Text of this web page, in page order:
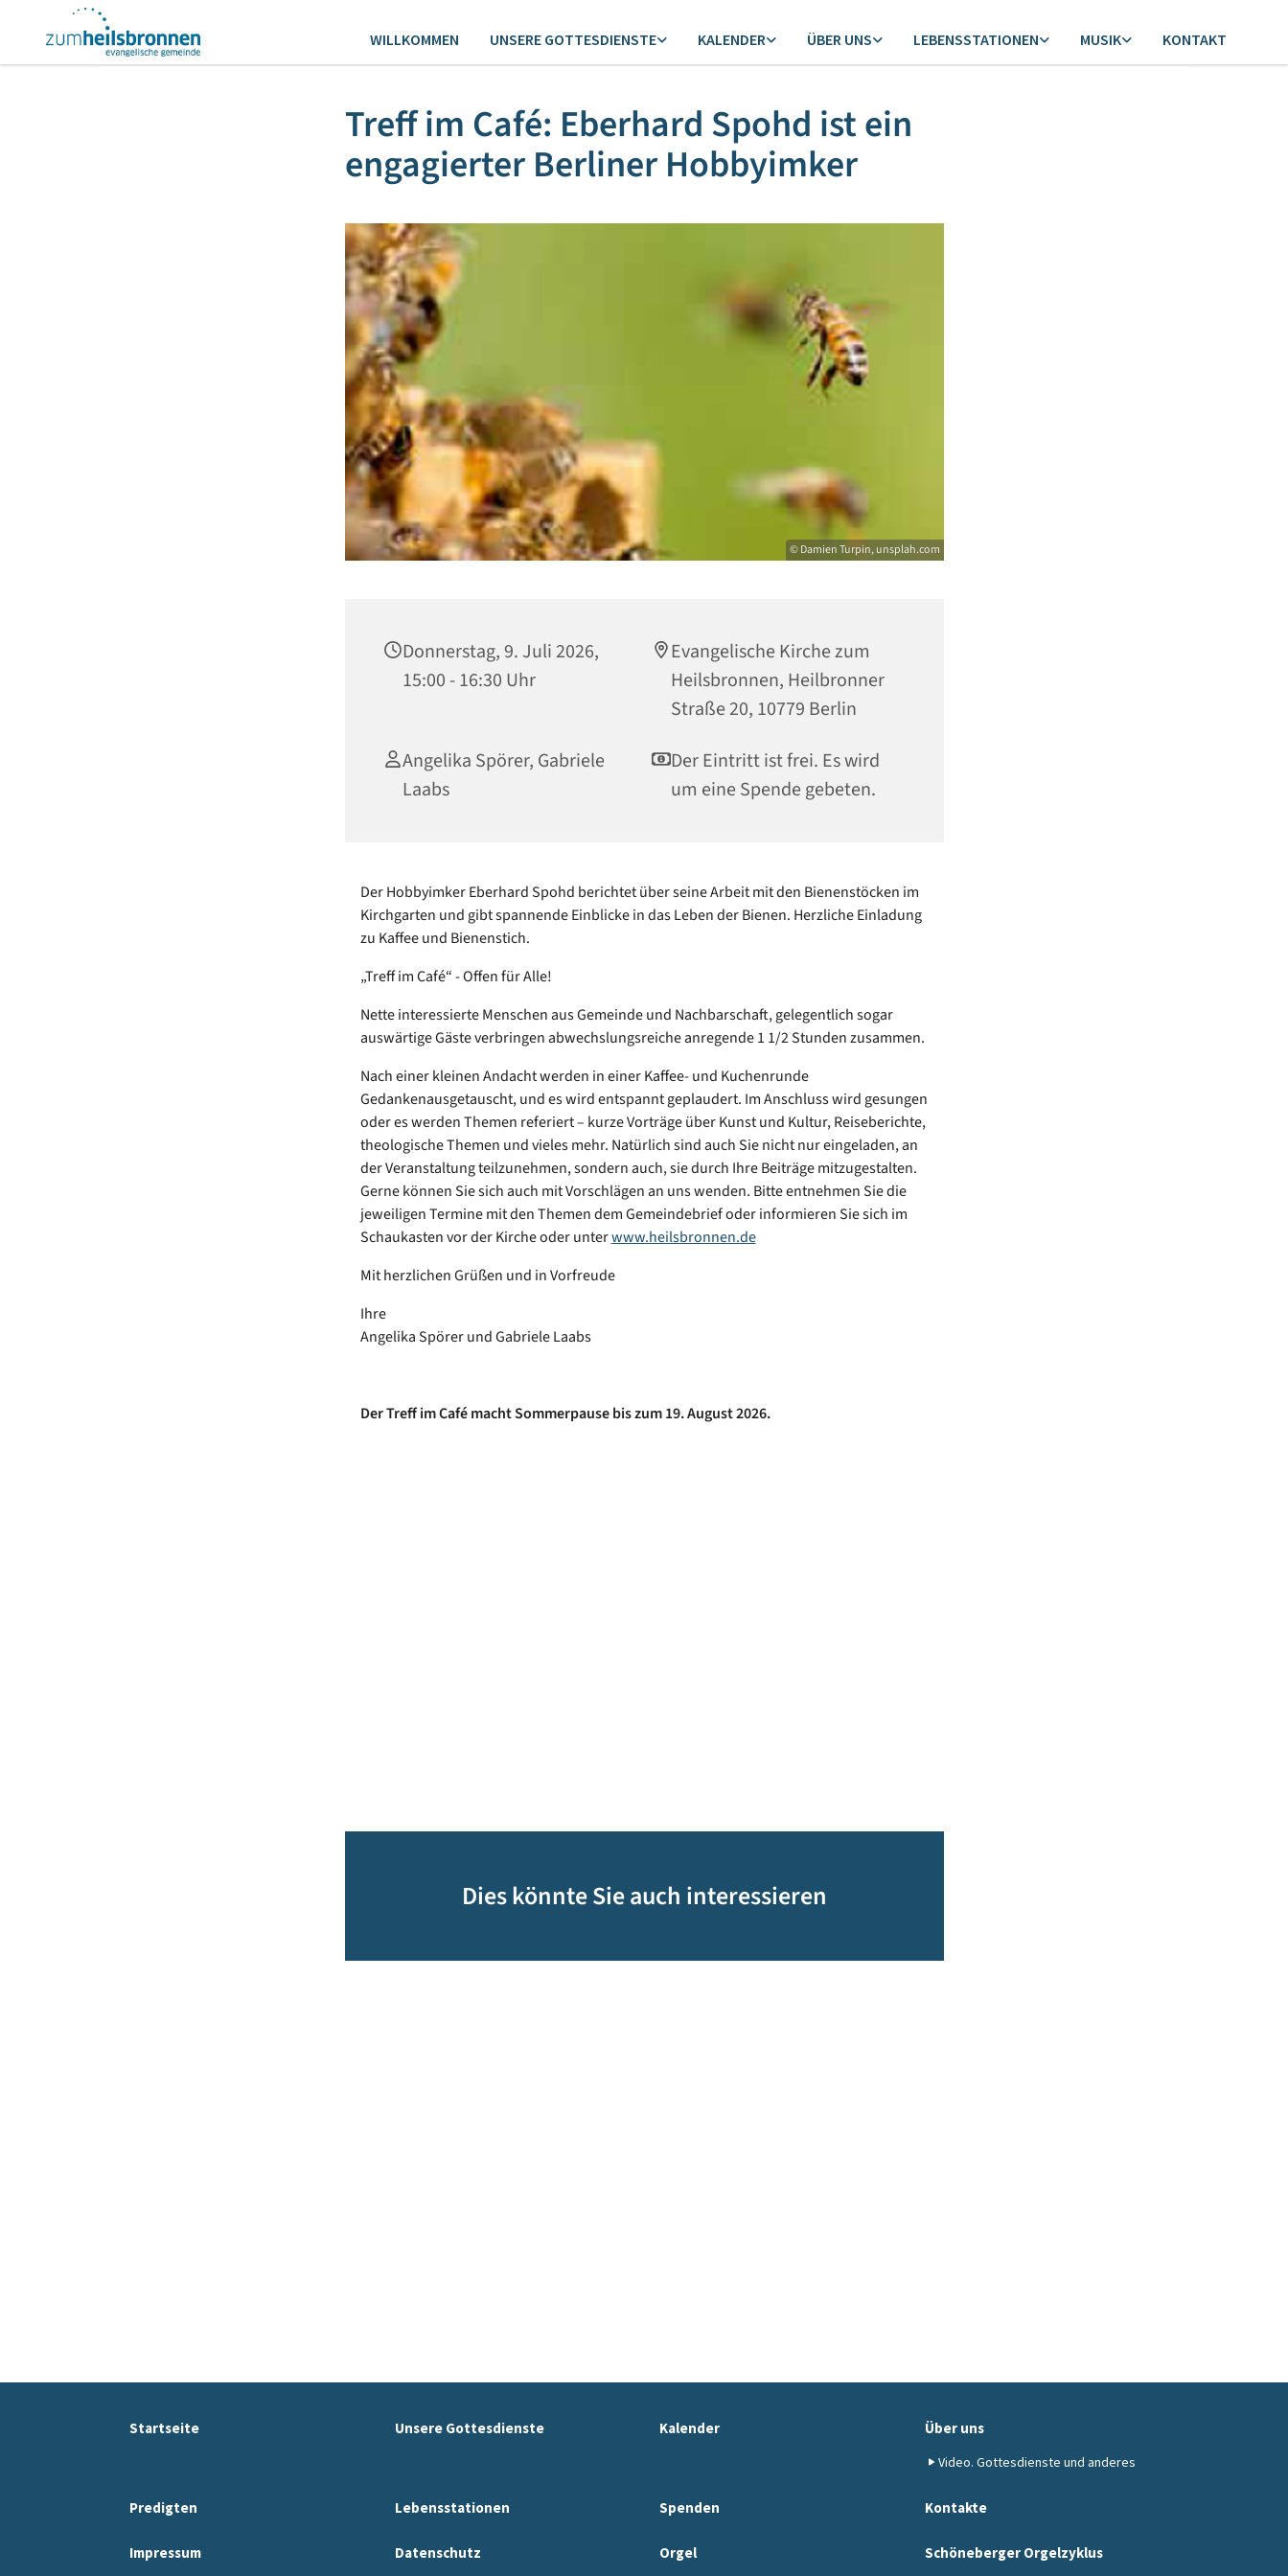
WILLKOMMEN UNSERE GOTTESDIENSTE KALENDER ÜBER UNS LEBENSSTATIONEN MUSIK KONTAKT
Treff im Café: Eberhard Spohd ist ein
engagierter Berliner Hobbyimker
© Damien Turpin, unsplah.com
Donnerstag, 9. Juli 2026,
15:00 - 16:30 Uhr
Evangelische Kirche zum
Heilsbronnen, Heilbronner
Straße 20, 10779 Berlin
Angelika Spörer, Gabriele
Laabs
Der Eintritt ist frei. Es wird
um eine Spende gebeten.
Der Hobbyimker Eberhard Spohd berichtet über seine Arbeit mit den Bienenstöcken im
Kirchgarten und gibt spannende Einblicke in das Leben der Bienen. Herzliche Einladung
zu Kaffee und Bienenstich.
„Treff im Café“ - Offen für Alle!
Nette interessierte Menschen aus Gemeinde und Nachbarschaft, gelegentlich sogar
auswärtige Gäste verbringen abwechslungsreiche anregende 1 1/2 Stunden zusammen.
Nach einer kleinen Andacht werden in einer Kaffee- und Kuchenrunde
Gedankenausgetauscht, und es wird entspannt geplaudert. Im Anschluss wird gesungen
oder es werden Themen referiert – kurze Vorträge über Kunst und Kultur, Reiseberichte,
theologische Themen und vieles mehr. Natürlich sind auch Sie nicht nur eingeladen, an
der Veranstaltung teilzunehmen, sondern auch, sie durch Ihre Beiträge mitzugestalten.
Gerne können Sie sich auch mit Vorschlägen an uns wenden. Bitte entnehmen Sie die
jeweiligen Termine mit den Themen dem Gemeindebrief oder informieren Sie sich im
Schaukasten vor der Kirche oder unterwww.heilsbronnen.de
Mit herzlichen Grüßen und in Vorfreude
Ihre
Angelika Spörer und Gabriele Laabs
Der Treff im Café macht Sommerpause bis zum 19. August 2026.
Dies könnte Sie auch interessieren
Startseite Unsere Gottesdienste Kalender Über uns
Video. Gottesdienste und anderes
Predigten Lebensstationen Spenden Kontakte
Impressum Datenschutz Orgel Schöneberger Orgelzyklus